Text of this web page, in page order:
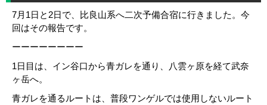
7月1日と2日で、比良山系へ二次予備合宿に行きました。今
回はその報告です。
ーーーーーーーー
1日目は、イン谷口から青ガレを通り、八雲ヶ原を経て武奈
ヶ岳へ。
青ガレを通るルートは、普段ワンゲルでは使用しないルート